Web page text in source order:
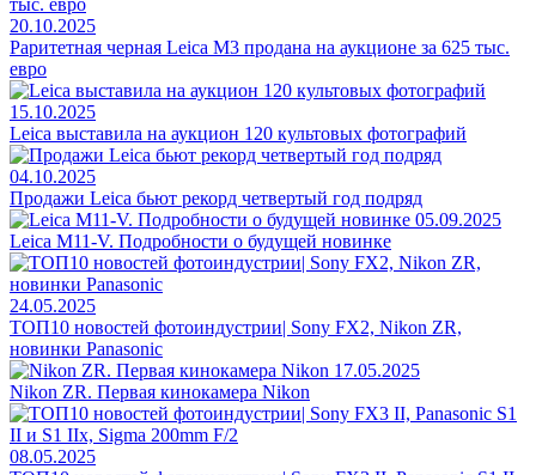
20.10.2025
Раритетная черная Leica M3 продана на аукционе за 625 тыс.
евро
15.10.2025
Leica выставила на аукцион 120 культовых фотографий
04.10.2025
Продажи Leica бьют рекорд четвертый год подряд
05.09.2025
Leica M11-V. Подробности о будущей новинке
24.05.2025
ТОП10 новостей фотоиндустрии| Sony FX2, Nikon ZR,
новинки Panasonic
17.05.2025
Nikon ZR. Первая кинокамера Nikon
08.05.2025